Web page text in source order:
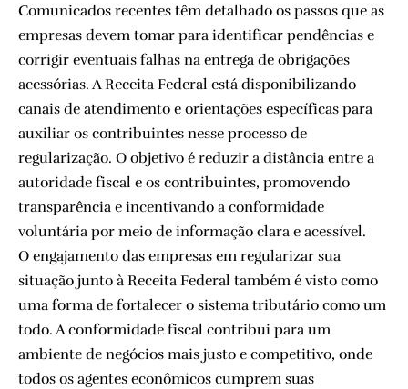
Comunicados recentes têm detalhado os passos que as
empresas devem tomar para identificar pendências e
corrigir eventuais falhas na entrega de obrigações
acessórias. A Receita Federal está disponibilizando
canais de atendimento e orientações específicas para
auxiliar os contribuintes nesse processo de
regularização. O objetivo é reduzir a distância entre a
autoridade fiscal e os contribuintes, promovendo
transparência e incentivando a conformidade
voluntária por meio de informação clara e acessível.
O engajamento das empresas em regularizar sua
situação junto à Receita Federal também é visto como
uma forma de fortalecer o sistema tributário como um
todo. A conformidade fiscal contribui para um
ambiente de negócios mais justo e competitivo, onde
todos os agentes econômicos cumprem suas